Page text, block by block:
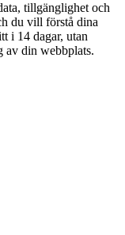
tillgänglighet och
du vill förstå dina
i 14 dagar, utan
av din webbplats.